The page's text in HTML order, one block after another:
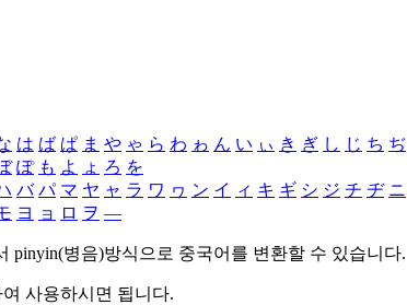
は ば ぱ ま や ゃ ら わ ゎ ん い ぃ き ぎ し じ ち ぢ
ぽ も よ ょ ろ を
バ パ マ ヤ ャ ラ ワ ヮ ン イ ィ キ ギ シ ジ チ ヂ ニ
ヨ ョ ロ ヲ ―
pinyin(병음)방식으로 중국어를 변환할 수 있습니다.
사용하시면 됩니다.